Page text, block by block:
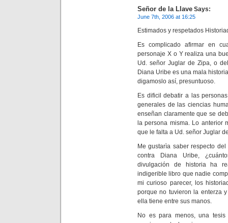
Señor de la Llave Says:
June 7th, 2006 at 16:25
Estimados y respetados
Es complicado afirmar en
personaje X o Y realiza una
Ud. señor Juglar de Zipa, o
Diana Uribe es una mala
digamoslo así, presuntuoso.
Es dificil debatir a las
generales de las ciencias
enseñan claramente que se
la persona misma. Lo anterior
que le falta a Ud. señor Juglar
Me gustarìa saber respecto
contra Diana Uribe,
divulgación de historia ha
indigerible libro que nadie
mi curioso parecer, los
porque no tuvieron la enterza
ella tiene entre sus manos.
No es para menos, una